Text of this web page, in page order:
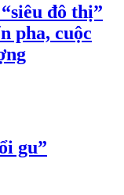
đô thị”
pha, cuộc
gu”